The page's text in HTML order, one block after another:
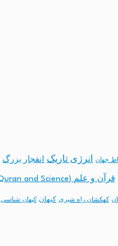
جهان انرژی تاریک انفجار بزرگ
قرآن و علم (Quran and Science)
کهکشان راه شیری کیهان کیهان شناسی